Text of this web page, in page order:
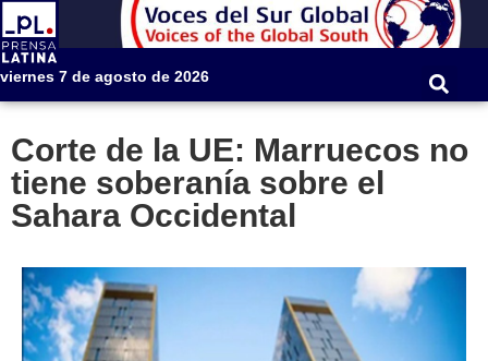
viernes 7 de agosto de 2026
Corte de la UE: Marruecos no
tiene soberanía sobre el
Sahara Occidental